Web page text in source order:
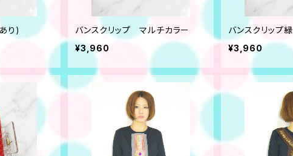
り)
バンスクリップ マルチカラー
¥3,960
バンスクリップ緑
¥3,960